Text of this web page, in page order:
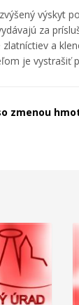
výskyt
za
a
je vystrašiť
zmenou